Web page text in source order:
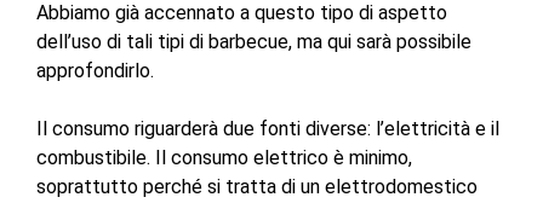
Abbiamo già accennato a questo tipo di aspetto
dell’uso di tali tipi di barbecue, ma qui sarà possibile
approfondirlo.
Il consumo riguarderà due fonti diverse: l’elettricità e il
combustibile. Il consumo elettrico è minimo,
soprattutto perché si tratta di un elettrodomestico